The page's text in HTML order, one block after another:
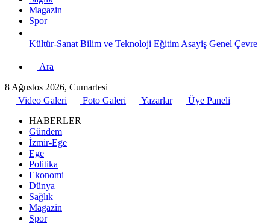
Magazin
Spor
Kültür-Sanat Bilim ve Teknoloji Eğitim Asayiş Genel Çevre
Ara
8 Ağustos 2026, Cumartesi
Video Galeri
Foto Galeri Yazarlar
Üye Paneli
HABERLER
Gündem
İzmir-Ege
Ege
Politika
Ekonomi
Dünya
Sağlık
Magazin
Spor